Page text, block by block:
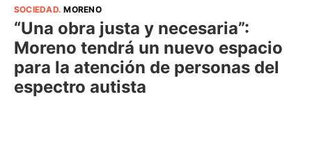
SOCIEDAD.MORENO
“Una obra justa y necesaria”:
Moreno tendrá un nuevo espacio
para la atención de personas del
espectro autista